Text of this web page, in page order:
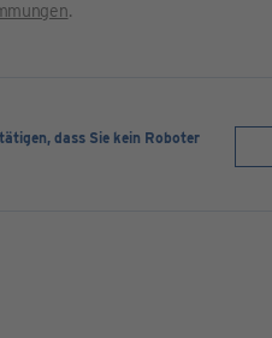
.
dass Sie kein Roboter